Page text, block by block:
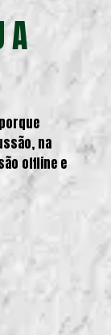
A
na
offline e